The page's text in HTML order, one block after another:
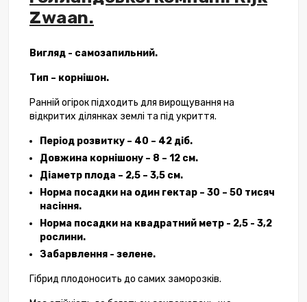
Zwaan.
Вигляд - самозапильний.
Тип – корнішон.
Ранній огірок підходить для вирощування на
відкритих ділянках землі та під укриття.
Період розвитку – 40 – 42 діб.
Довжина корнішону – 8 – 12 см.
Діаметр плода – 2,5 – 3,5 см.
Норма посадки на один гектар – 30 – 50 тисяч
насіння.
Норма посадки на квадратний метр - 2,5 - 3,2
рослини.
Забарвлення - зелене.
Гібрид плодоносить до самих заморозків.